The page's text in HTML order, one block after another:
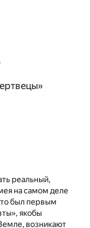
реальный,
на самом деле
был первым
якобы
возникают